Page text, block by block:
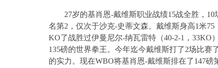
27岁的基肖恩-戴维斯职业战绩15战全胜， 10
名第2 ，仅次于沙克-史蒂文森。戴维斯身高1米75
KO了战胜过伊曼尼尔-纳瓦雷特（40-2-1 ， 33KO
135磅的世界拳王。今年迄今戴维斯打了2场比赛
的实力。现在WBO将基肖恩-戴维斯排在了147磅